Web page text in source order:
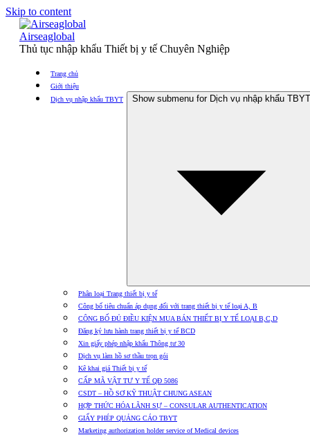
Skip to content
Airseaglobal
Thủ tục nhập khẩu Thiết bị y tế Chuyên Nghiệp
Trang chủ
Giới thiệu
Dịch vụ nhập khẩu TBYT
Show submenu for Dịch vụ nhập khẩu TBYT
Phân loại Trang thiết bị y tế
Công bố tiêu chuẩn áp dụng đối với trang thiết bị y tế loại A, B
CÔNG BỐ ĐỦ ĐIỀU KIỆN MUA BÁN THIẾT BỊ Y TẾ LOẠI B,C,D
Đăng ký lưu hành trang thiết bị y tế BCD
Xin giấy phép nhập khẩu Thông tư 30
Dịch vụ làm hồ sơ thầu trọn gói
Kê khai giá Thiết bị y tế
CẤP MÃ VẬT TƯ Y TẾ QĐ 5086
CSDT – HỒ SƠ KỸ THUẬT CHUNG ASEAN
HỢP THỨC HÓA LÃNH SỰ – CONSULAR AUTHENTICATION
GIẤY PHÉP QUẢNG CÁO TBYT
Marketing authorization holder service of Medical devices